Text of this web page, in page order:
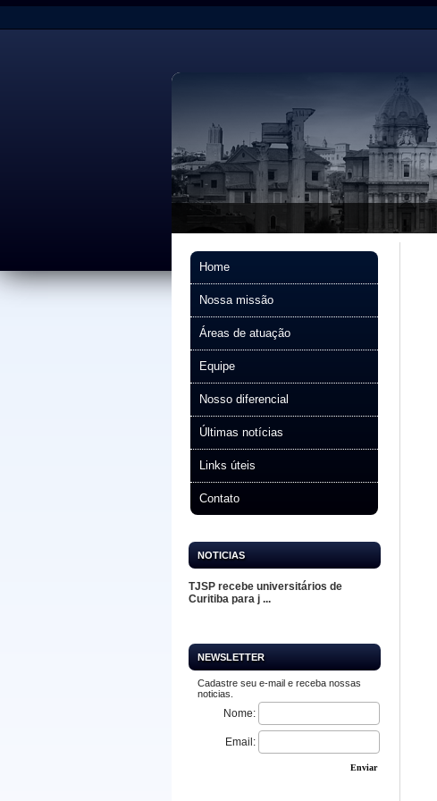
Home
Nossa missão
Áreas de atuação
Equipe
Nosso diferencial
Últimas notícias
Links úteis
Contato
NOTICIAS
TJSP recebe universitários de
Curitiba para j ...
NEWSLETTER
Cadastre seu e-mail e receba nossas
noticias.
Nome:
Email:
Enviar